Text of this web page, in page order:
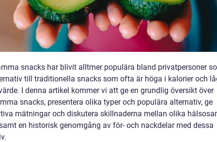
snacks har blivit alltmer populära bland privatpersoner
till traditionella snacks som ofta är höga i kalorier och
I denna artikel kommer vi att ge en grundlig översikt över
snacks, presentera olika typer och populära alternativ, ge
mätningar och diskutera skillnaderna mellan olika
en historisk genomgång av för- och nackdelar med dessa